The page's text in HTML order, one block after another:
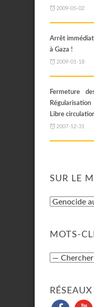
2009-05-02
Arrêt immédiat
à Gaza !
2009-01-18
Fermeture
Libre
2007-12-31
SUR LE
MOTS-